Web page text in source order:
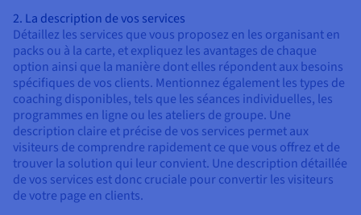
2. La description de vos services
Détaillez les services que vous proposez en les organisant en
packs ou à la carte, et expliquez les avantages de chaque
option ainsi que la manière dont elles répondent aux besoins
spécifiques de vos clients. Mentionnez également les types de
coaching disponibles, tels que les séances individuelles, les
programmes en ligne ou les ateliers de groupe. Une
description claire et précise de vos services permet aux
visiteurs de comprendre rapidement ce que vous offrez et de
trouver la solution qui leur convient. Une description détaillée
de vos services est donc cruciale pour convertir les visiteurs
de votre page en clients.